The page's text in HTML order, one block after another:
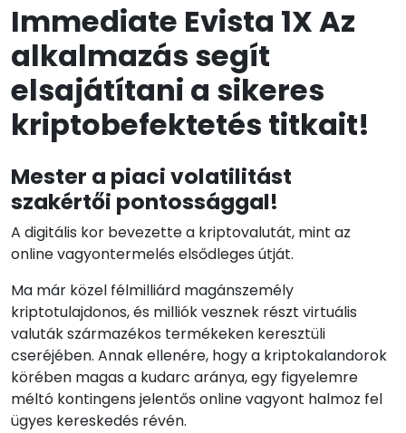
Immediate Evista 1X Az
alkalmazás segít
elsajátítani a sikeres
kriptobefektetés titkait!
Mester a piaci volatilitást
szakértői pontossággal!
A digitális kor bevezette a kriptovalutát, mint az
online vagyontermelés elsődleges útját.
Ma már közel félmilliárd magánszemély
kriptotulajdonos, és milliók vesznek részt virtuális
valuták származékos termékeken keresztüli
cseréjében. Annak ellenére, hogy a kriptokalandorok
körében magas a kudarc aránya, egy figyelemre
méltó kontingens jelentős online vagyont halmoz fel
ügyes kereskedés révén.